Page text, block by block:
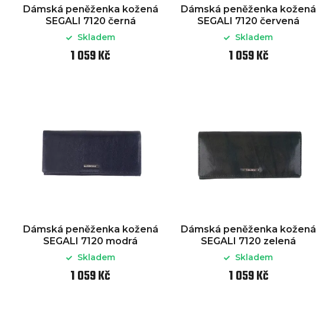
Dámská peněženka kožená
SEGALI 7120 černá
Skladem
1 059 Kč
Dámská peněženka kožená
SEGALI 7120 červená
Skladem
1 059 Kč
Dámská peněženka kožená
SEGALI 7120 modrá
Skladem
1 059 Kč
Dámská peněženka kožená
SEGALI 7120 zelená
Skladem
1 059 Kč